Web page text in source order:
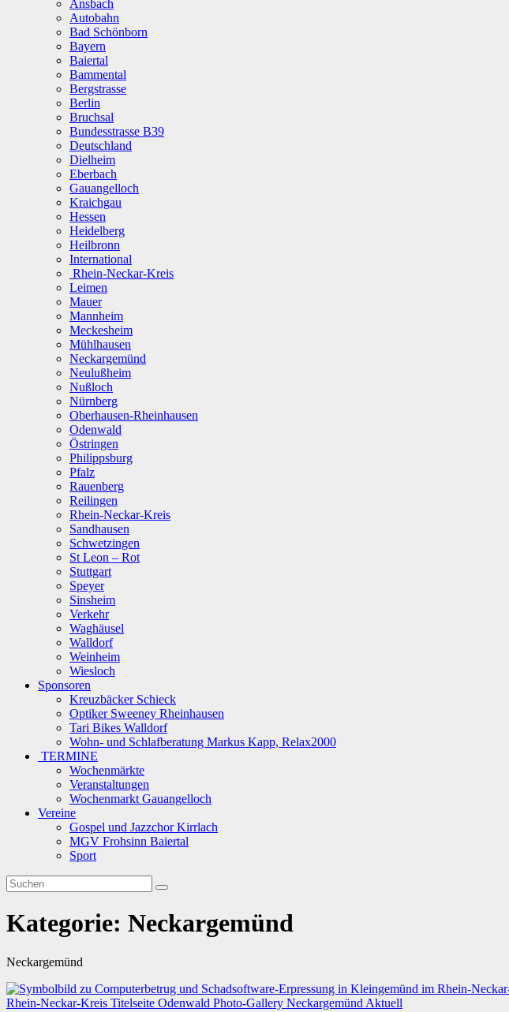
Ansbach
Autobahn
Bad Schönborn
Bayern
Baiertal
Bammental
Bergstrasse
Berlin
Bruchsal
Bundesstrasse B39
Deutschland
Dielheim
Eberbach
Gauangelloch
Kraichgau
Hessen
Heidelberg
Heilbronn
International
Rhein-Neckar-Kreis
Leimen
Mauer
Mannheim
Meckesheim
Mühlhausen
Neckargemünd
Neulußheim
Nußloch
Nürnberg
Oberhausen-Rheinhausen
Odenwald
Östringen
Philippsburg
Pfalz
Rauenberg
Reilingen
Rhein-Neckar-Kreis
Sandhausen
Schwetzingen
St Leon – Rot
Stuttgart
Speyer
Sinsheim
Verkehr
Waghäusel
Walldorf
Weinheim
Wiesloch
Sponsoren
Kreuzbäcker Schieck
Optiker Sweeney Rheinhausen
Tari Bikes Walldorf
Wohn- und Schlafberatung Markus Kapp, Relax2000
TERMINE
Wochenmärkte
Veranstaltungen
Wochenmarkt Gauangelloch
Vereine
Gospel und Jazzchor Kirrlach
MGV Frohsinn Baiertal
Sport
Kategorie: Neckargemünd
Neckargemünd
Rhein-Neckar-Kreis Titelseite Odenwald Photo-Gallery Neckargemünd Aktuell